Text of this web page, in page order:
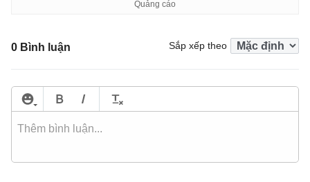
0 Bình luận Sắp xếp theo